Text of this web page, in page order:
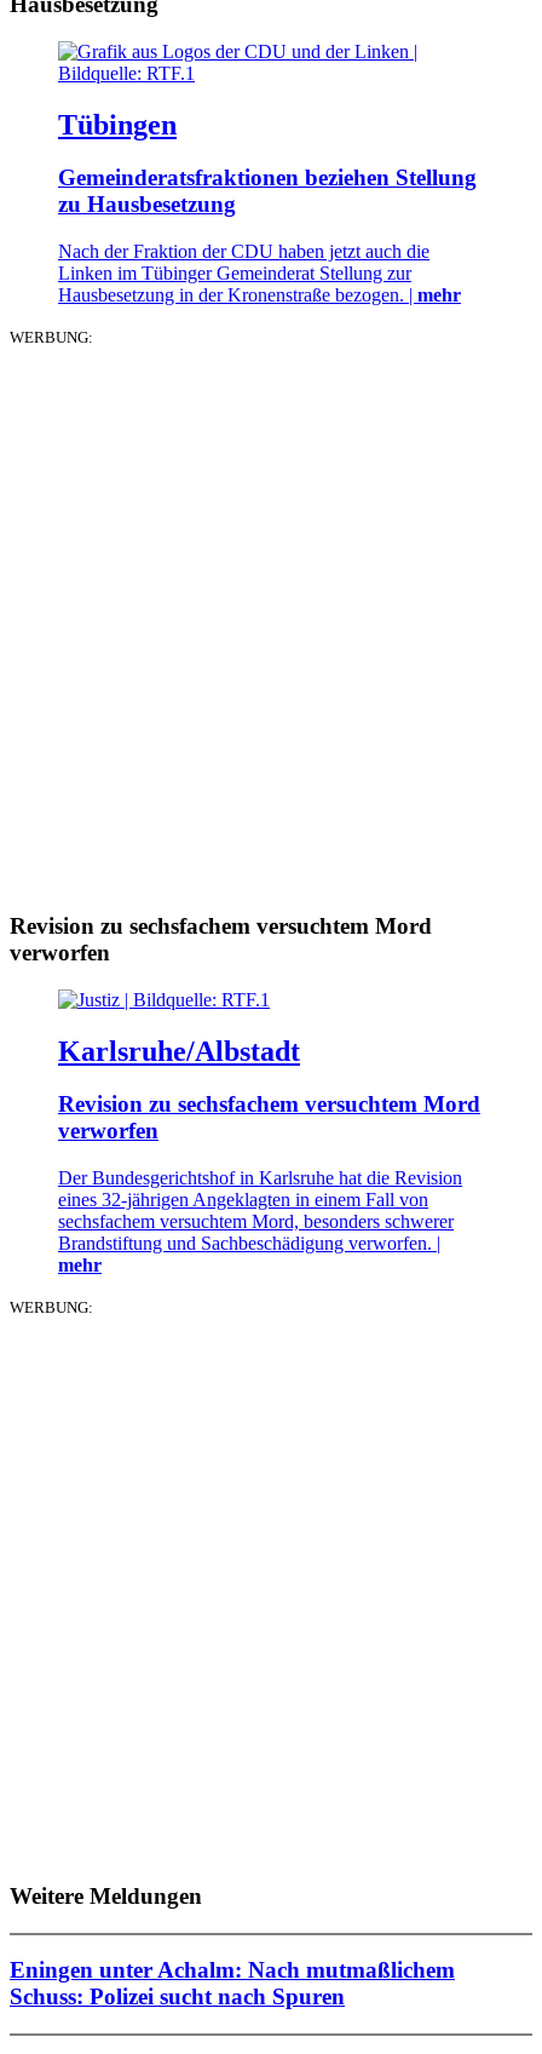
Tübingen
Gemeinderatsfraktionen beziehen Stellung
zu Hausbesetzung
Nach der Fraktion der CDU haben jetzt auch die
Linken im Tübinger Gemeinderat Stellung zur
Hausbesetzung in der Kronenstraße bezogen. | mehr
WERBUNG:
Revision zu sechsfachem versuchtem Mord
verworfen
Karlsruhe/Albstadt
Revision zu sechsfachem versuchtem Mord
verworfen
Der Bundesgerichtshof in Karlsruhe hat die Revision
eines 32-jährigen Angeklagten in einem Fall von
sechsfachem versuchtem Mord, besonders schwerer
Brandstiftung und Sachbeschädigung verworfen. |
mehr
WERBUNG:
Weitere Meldungen
Eningen unter Achalm: Nach mutmaßlichem
Schuss: Polizei sucht nach Spuren